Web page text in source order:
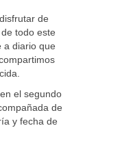
de
todo este
a diario que
el segundo
de
y fecha de